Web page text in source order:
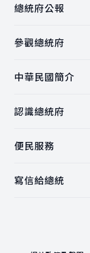
總統府公報
參觀總統府
中華民國簡介
認識總統府
便民服務
寫信給總統